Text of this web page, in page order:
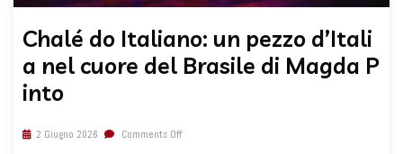
Chalé do Italiano: un pezzo d’Itali
a nel cuore del Brasile di Magda P
into
2 Giugno 2026 Comments Off